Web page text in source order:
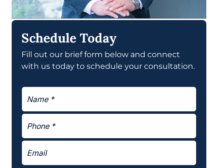
Schedule Today
Fill out our brief form below and connect
with us today to schedule your consultation.
N
m
E
m
a
N
P
o
*
E
m
a